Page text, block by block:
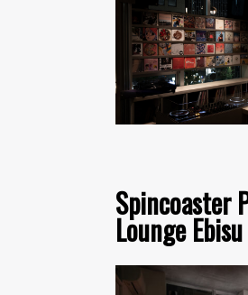
Spincoaster
Lounge Ebisu